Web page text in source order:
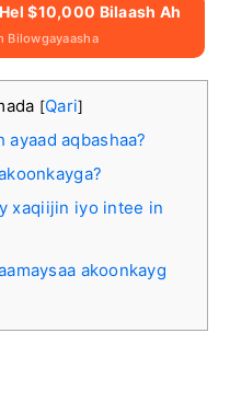
$10,000 Bilaash Ah
Bilowgayaasha
[Qari]
aqbashaa?
xaqiijin iyo intee in
akoonkayg